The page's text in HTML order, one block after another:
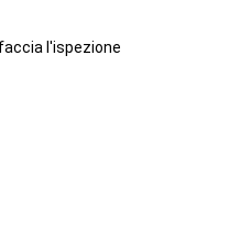
l'ispezione